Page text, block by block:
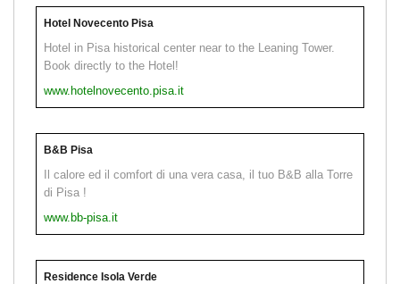
Hotel Novecento Pisa
Hotel in Pisa historical center near to the Leaning Tower.
Book directly to the Hotel!
www.hotelnovecento.pisa.it
B&B Pisa
Il calore ed il comfort di una vera casa, il tuo B&B alla Torre
di Pisa !
www.bb-pisa.it
Residence Isola Verde